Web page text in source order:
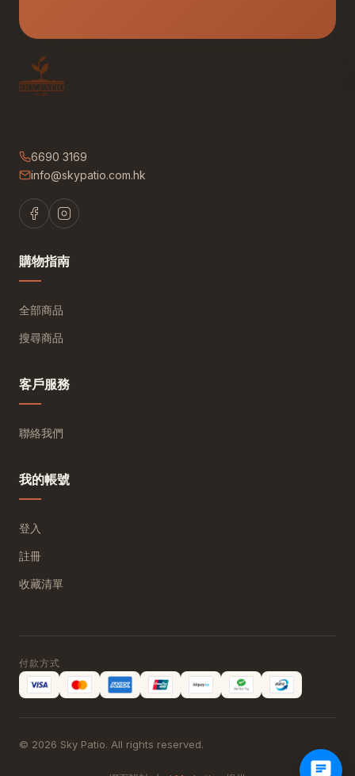
6690 3169
info@skypatio.com.hk
購物指南
全部商品
搜尋商品
客戶服務
聯絡我們
我的帳號
登入
註冊
收藏清單
付款方式
© 2026 Sky Patio. All rights reserved.